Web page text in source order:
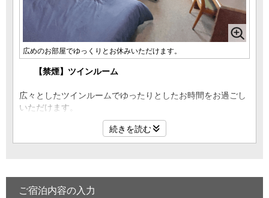
広めのお部屋でゆっくりとお休みいただけます。
【禁煙】ツインルーム
広々としたツインルームでゆったりとしたお時間をお過ごし
いただけます。
カップルやご友人など用途に合わせて合わせてご利用くださ
続きを読む
ご宿泊内容の入力